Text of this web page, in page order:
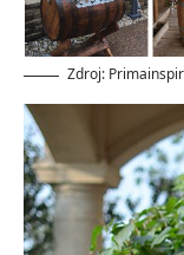
Zdroj: